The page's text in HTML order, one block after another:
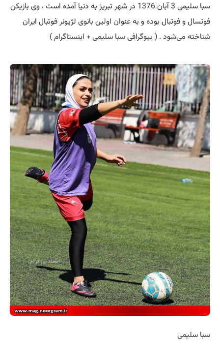
سبا سلیمی 3 آبان 1376 در شهر تبریز به دنیا آمده است ، وی بازیکن
فوتسال و فوتبال بوده و به عنوان اولین بانوی لژیونر فوتبال ایران
شناخته می‌شود . ( بیوگرافی سبا سلیمی + اینستاگرام )
سبا سلیمی